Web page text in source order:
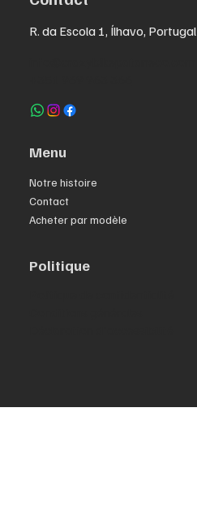
R. da Escola 1, Ílhavo, Portugal
Menu
Notre histoire
Contact
Acheter par modèle
Politique